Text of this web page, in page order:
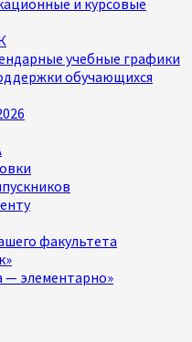
и курсовые
учебные графики
обучающихся
факультета
— элементарно»